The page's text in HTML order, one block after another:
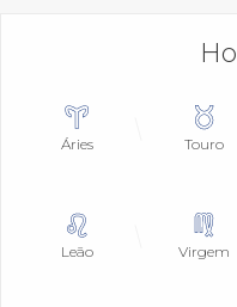
Áries Touro
Leão Virgem